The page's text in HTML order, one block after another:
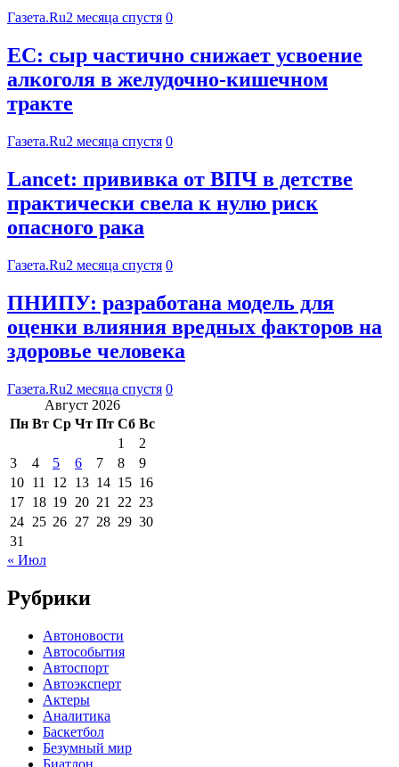
Газета.Ru2 месяца спустя 0
EC: сыр частично снижает усвоение
алкоголя в желудочно-кишечном
тракте
Газета.Ru2 месяца спустя 0
Lancet: прививка от ВПЧ в детстве
практически свела к нулю риск
опасного рака
Газета.Ru2 месяца спустя 0
ПНИПУ: разработана модель для
оценки влияния вредных факторов на
здоровье человека
Газета.Ru2 месяца спустя 0
Август 2026
Пн Вт Ср Чт Пт Сб Вс
1
2
3
4 5 6 7 8
9
10 11 12 13 14 15 16
17 18 19 20 21 22 23
24 25 26 27 28 29 30
31
« Июл
Рубрики
Автоновости
Автособытия
Автоспорт
Автоэксперт
Актеры
Аналитика
Баскетбол
Безумный мир
Биатлон